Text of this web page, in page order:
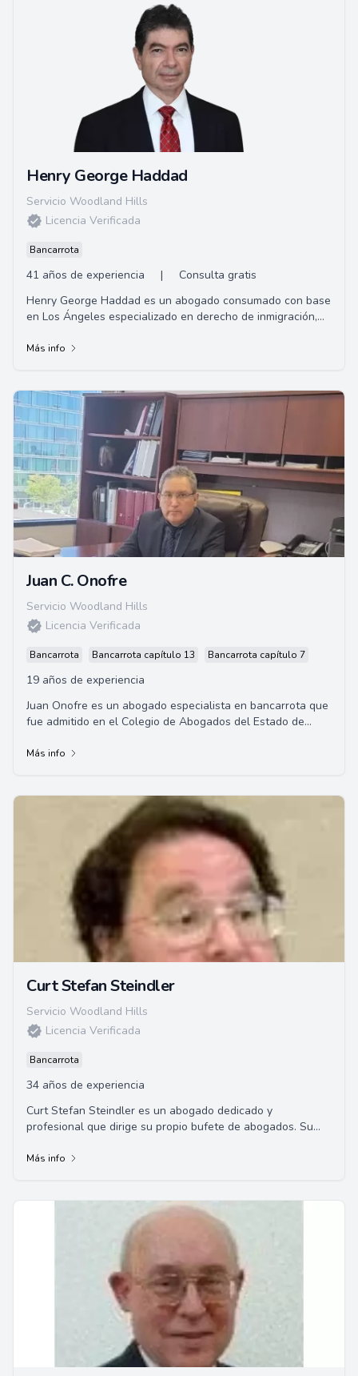
Henry George Haddad
Servicio Woodland Hills
Licencia Verificada
Bancarrota
41 años de experiencia |
Consulta gratis
Henry George Haddad es un abogado consumado con base
en Los Ángeles especializado en derecho de inmigración,
Más info
Juan C. Onofre
Servicio Woodland Hills
Licencia Verificada
Bancarrota Bancarrota capítulo 13 Bancarrota capítulo 7
19 años de experiencia
Juan Onofre es un abogado especialista en bancarrota que
fue admitido en el Colegio de Abogados del Estado de
Más info
Curt Stefan Steindler
Servicio Woodland Hills
Licencia Verificada
Bancarrota
34 años de experiencia
Curt Stefan Steindler es un abogado dedicado y
profesional que dirige su propio bufete de abogados. Su
Más info